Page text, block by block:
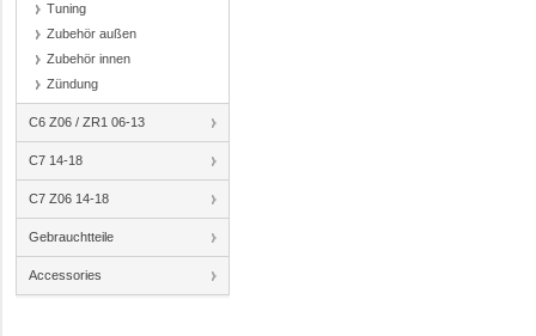
Tuning
Zubehör außen
Zubehör innen
Zündung
C6 Z06 / ZR1 06-13
C7 14-18
C7 Z06 14-18
Gebrauchtteile
Accessories